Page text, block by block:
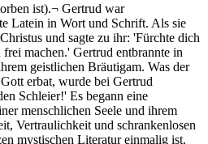
ist).¬ Gertrud war
Latein in Wort und Schrift. Als sie
und sagte zu ihr: 'Fürchte dich
machen.' Gertrud entbrannte in
geistlichen Bräutigam. Was der
erbat, wurde bei Gertrud
Schleier!' Es begann eine
menschlichen Seele und ihrem
Vertraulichkeit und schrankenlosen
mystischen Literatur einmalig ist.